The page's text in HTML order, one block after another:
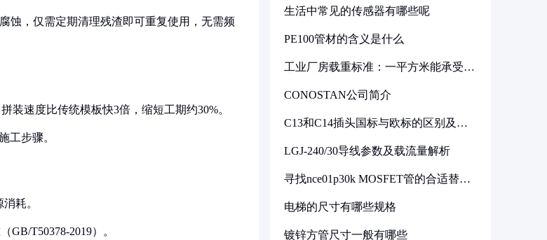
蚀，仅需定期清理残渣即可重复使用，无需频
装速度比传统模板快3倍，缩短工期约30%。
工步骤。
耗。
T50378-2019）。
生活中常见的传感器有哪些呢
PE100管材的含义是什么
工业厂房载重标准：一平方米能承受多
CONOSTAN公司简介
C13和C14插头国标与欧标的区别及其
LGJ-240/30导线参数及载流量解析
寻找nce01p30k MOSFET管的合适替代
电梯的尺寸有哪些规格
镀锌方管尺寸一般有哪些